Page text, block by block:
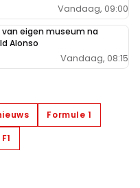
Vandaag, 09:00
eigen museum na
Alonso
Vandaag, 08:15
Formule 1
F1